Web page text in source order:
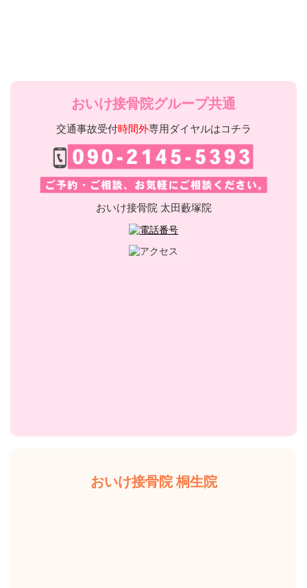
おいけ接骨院グループ共通
交通事故受付時間外専用ダイヤルはコチラ
おいけ接骨院 太田藪塚院
おいけ接骨院 桐生院